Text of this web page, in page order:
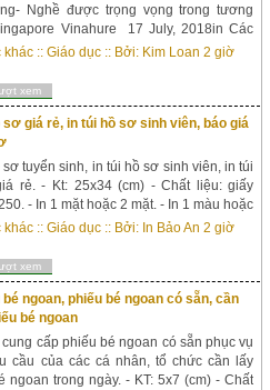
Nghề được trọng vọng trong tương
Vinahure 17 July, 2018in Các
Cử nhân, Du học Singapore, Học
Học Singapore, Hội thảo du học Singa...
khác ::Giáo dục :: Bởi: Kim Loan 2 giờ
xem
sơ giá rẻ, in túi hồ sơ sinh viên, báo giá
sơ tuyển sinh, in túi hồ sơ sinh viên, in túi
rẻ. - Kt: 25x34 (cm) - Chất liệu: giấy
- In 1 mặt hoặc 2 mặt. - In 1 màu hoặc
Khách vui lòng đến trực tiếp VP để
các mẫu túi hồ sơ tại địa c...
khác ::Giáo dục :: Bởi: In Bảo An 2 giờ
xem
bé ngoan, phiếu bé ngoan có sẵn, cần
bé ngoan
cấp phiếu bé ngoan có sẵn phục vụ
cầu của các cá nhân, tổ chức cần lấy
ngoan trong ngày. - KT: 5x7 (cm) - Chất